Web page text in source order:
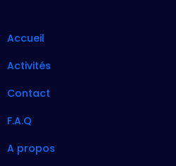
Accueil
Activités
Contact
F.A.Q
A propos